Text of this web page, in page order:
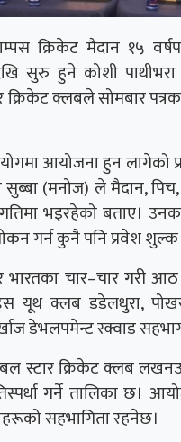
क्रिकेट मैदान १५
सुरु हुने कोशी
क्लबले सोमबार
आयोजना हुन लागेको
(मनोज) ले मैदान, पिच,
भइरहेको बताए।
गर्न कुनै पनि प्रवेश
चार–चार गरी आठ
यूथ क्लब डडेलधुरा,
डेभलपमेन्ट स्क्वाड
स्टार क्रिकेट क्लब
गर्ने तालिका छ।
सहभागिता रहनेछ।